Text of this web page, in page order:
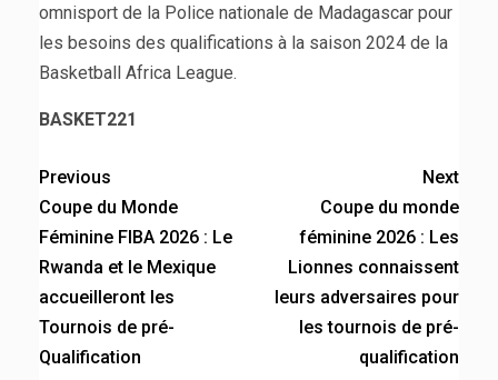
omnisport de la Police nationale de Madagascar pour
les besoins des qualifications à la saison 2024 de la
Basketball Africa League.
BASKET221
Previous
Coupe du Monde
Féminine FIBA 2026 : Le
Rwanda et le Mexique
accueilleront les
Tournois de pré-
Qualification
Next
Coupe du monde
féminine 2026 : Les
Lionnes connaissent
leurs adversaires pour
les tournois de pré-
qualification